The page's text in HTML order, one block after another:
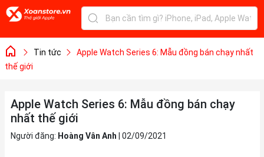
Tin tức
Apple Watch Series 6: Mẫu đồng bán chạy nhất
thế giới
Apple Watch Series 6: Mẫu đồng bán chạy
nhất thế giới
Người đăng: Hoàng Vân Anh 02/09/2021